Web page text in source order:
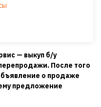
— выкуп б/у
После того
о продаже
предложение